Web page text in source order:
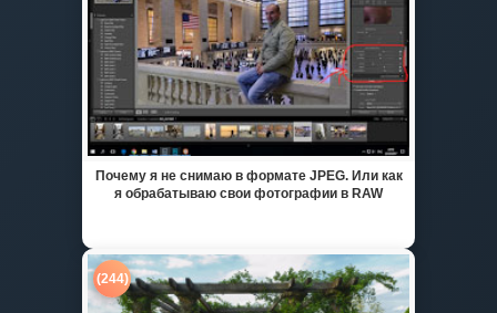
Почему я не снимаю в формате JPEG. Или как
я обрабатываю свои фотографии в RAW
(244)